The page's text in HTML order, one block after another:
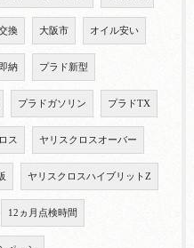
換 大阪市 オイル安い
納 プラド新型
プラドガソリン プラドTX
ス ヤリスクロスオーバー
ヤリスクロスハイブリットZ
12ヵ月点検時間